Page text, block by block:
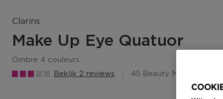
Clarins
Make Up Eye Quatuor
ombre 4 couleurs
Bekijk 2 reviews
45 Beauty Member